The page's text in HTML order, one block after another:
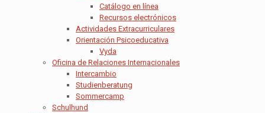
Catálogo en línea
Recursos electrónicos
Actividades Extracurriculares
Orientación Psicoeducativa
Vyda
Oficina de Relaciones Internacionales
Intercambio
Studienberatung
Sommercamp
Schulhund